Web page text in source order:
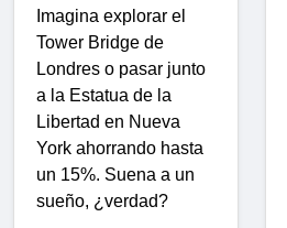
Imagina explorar el
Tower Bridge de
Londres o pasar junto
a la Estatua de la
Libertad en Nueva
York ahorrando hasta
un 15%. Suena a un
sueño, ¿verdad?